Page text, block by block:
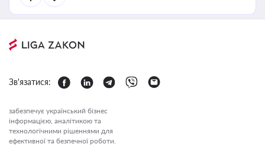
Зв'язатися:
забезпечує український бізнес
інформацією, аналітикою та
технологічними рішеннями для
ефективної та безпечної роботи.